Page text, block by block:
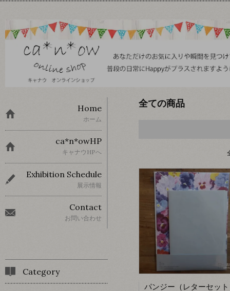
全ての商品
Home
ホーム
ca*n*owHP
キャナウHPへ
Exhibition Schedule
展示情報
Contact
お問い合わせ
Category